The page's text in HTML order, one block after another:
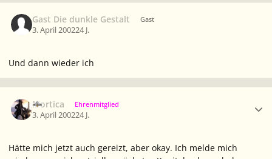
Gast Die dunkle Gestalt Gast
3. April 200224 J.
Und dann wieder ich
Mortica Ehrenmitglied
3. April 200224 J.
Hätte mich jetzt auch gereizt, aber okay. Ich melde mich